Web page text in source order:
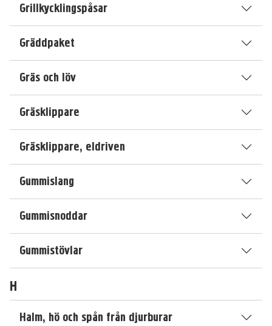
Grillkycklingspåsar
Gräddpaket
Gräs och löv
Gräsklippare
Gräsklippare, eldriven
Gummislang
Gummisnoddar
Gummistövlar
H
Halm, hö och spån från djurburar